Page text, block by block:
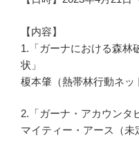
【内容】
1.「ガーナにおける森林
状」
榎本肇（熱帯林行動ネッ
2.「ガーナ・アカウンタ
マイティー・アース（未